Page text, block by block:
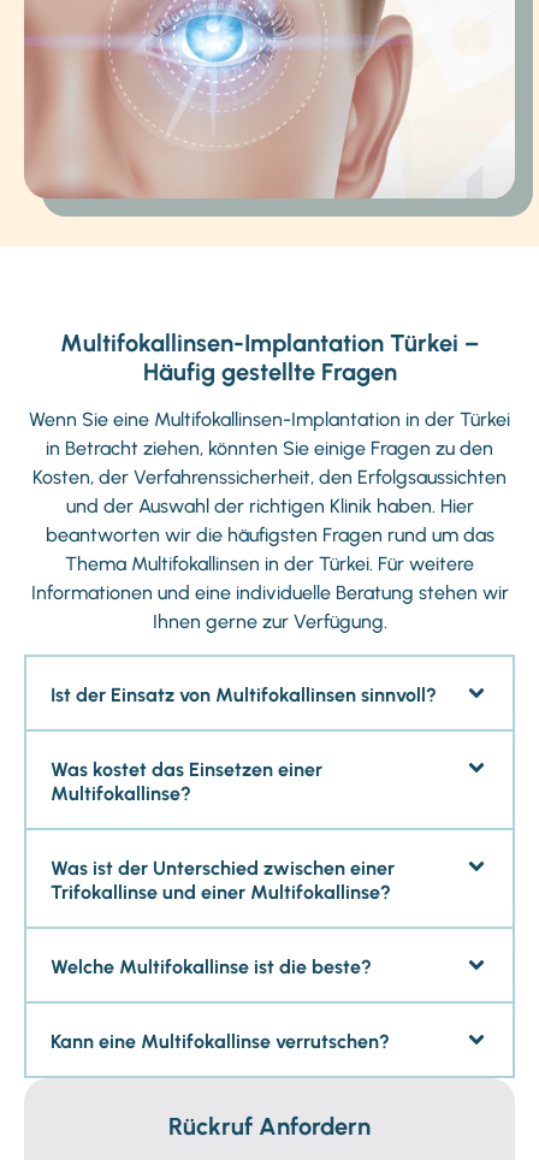
Multifokallinsen-Implantation Türkei –
Häufig gestellte Fragen
Wenn Sie eine Multifokallinsen-Implantation in der Türkei
in Betracht ziehen, könnten Sie einige Fragen zu den
Kosten, der Verfahrenssicherheit, den Erfolgsaussichten
und der Auswahl der richtigen Klinik haben. Hier
beantworten wir die häufigsten Fragen rund um das
Thema Multifokallinsen in der Türkei. Für weitere
Informationen und eine individuelle Beratung stehen wir
Ihnen gerne zur Verfügung.
Ist der Einsatz von Multifokallinsen sinnvoll?
Was kostet das Einsetzen einer
Multifokallinse?
Was ist der Unterschied zwischen einer
Trifokallinse und einer Multifokallinse?
Welche Multifokallinse ist die beste?
Kann eine Multifokallinse verrutschen?
Rückruf Anfordern​